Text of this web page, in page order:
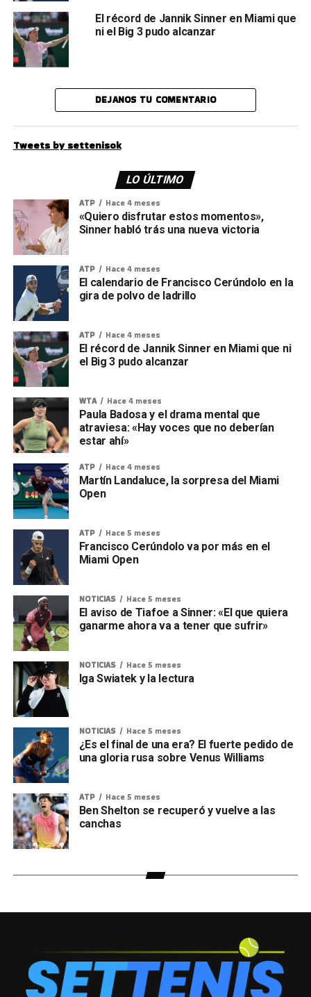
El récord de Jannik Sinner en Miami que
ni el Big 3 pudo alcanzar
DEJANOS TU COMENTARIO
Tweets by settenisok
LO ÚLTIMO
ATP Hace 4 meses
«Quiero disfrutar estos momentos»,
Sinner habló trás una nueva victoria
ATP Hace 4 meses
El calendario de Francisco Cerúndolo en la
gira de polvo de ladrillo
ATP Hace 4 meses
El récord de Jannik Sinner en Miami que ni
el Big 3 pudo alcanzar
WTA Hace 4 meses
Paula Badosa y el drama mental que
atraviesa: «Hay voces que no deberían
estar ahí»
ATP Hace 4 meses
Martín Landaluce, la sorpresa del Miami
Open
ATP Hace 5 meses
Francisco Cerúndolo va por más en el
Miami Open
NOTICIAS Hace 5 meses
El aviso de Tiafoe a Sinner: «El que quiera
ganarme ahora va a tener que sufrir»
NOTICIAS Hace 5 meses
Iga Swiatek y la lectura
NOTICIAS Hace 5 meses
¿Es el final de una era? El fuerte pedido de
una gloria rusa sobre Venus Williams
ATP Hace 5 meses
Ben Shelton se recuperó y vuelve a las
canchas